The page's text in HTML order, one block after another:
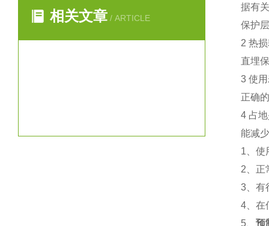
相关文章 / ARTICLE
据有
保护
2 热
直埋
3 使
正确
4 占
能减
1、使
2、正
3、有
4、在
5、 预